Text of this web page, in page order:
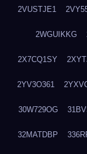
2VUSTJE1
2WGUIKKG
2X7CQ1SY
2YV3O361
30W729OG
32MATDBP